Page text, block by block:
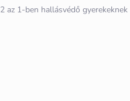
2 az 1-ben hallásvédő gyerekeknek